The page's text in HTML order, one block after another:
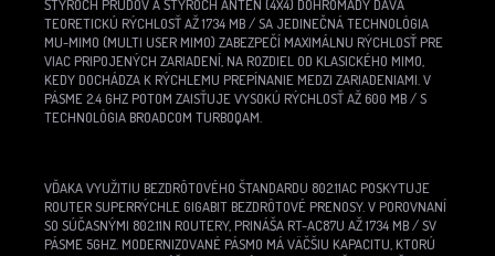
ŠTYROCH PRÚDOV A ŠTYROCH ANTÉN (4X4) DOHROMADY DÁVA
TEORETICKÚ RÝCHLOSŤ AŽ 1734 MB / SA JEDINEČNÁ TECHNOLÓGIA
MU-MIMO (MULTI USER MIMO) ZABEZPEČÍ MAXIMÁLNU RÝCHLOSŤ PRE
VIAC PRIPOJENÝCH ZARIADENÍ, NA ROZDIEL OD KLASICKÉHO MIMO,
KEDY DOCHÁDZA K RÝCHLEMU PREPÍNANIE MEDZI ZARIADENIAMI. V
PÁSME 2.4 GHZ POTOM ZAISŤUJE VYSOKÚ RÝCHLOSŤ AŽ 600 MB / S
TECHNOLÓGIA BROADCOM TURBOQAM.
VĎAKA VYUŽITIU BEZDRÔTOVÉHO ŠTANDARDU 802.11AC POSKYTUJE
ROUTER SUPERRÝCHLE GIGABIT BEZDRÔTOVÉ PRENOSY. V POROVNANÍ
SO SÚČASNÝMI 802.11N ROUTERY, PRINÁŠA RT-AC87U AŽ 1734 MB / SV
PÁSME 5GHZ. MODERNIZOVANÉ PÁSMO MÁ VÄČŠIU KAPACITU, KTORÚ